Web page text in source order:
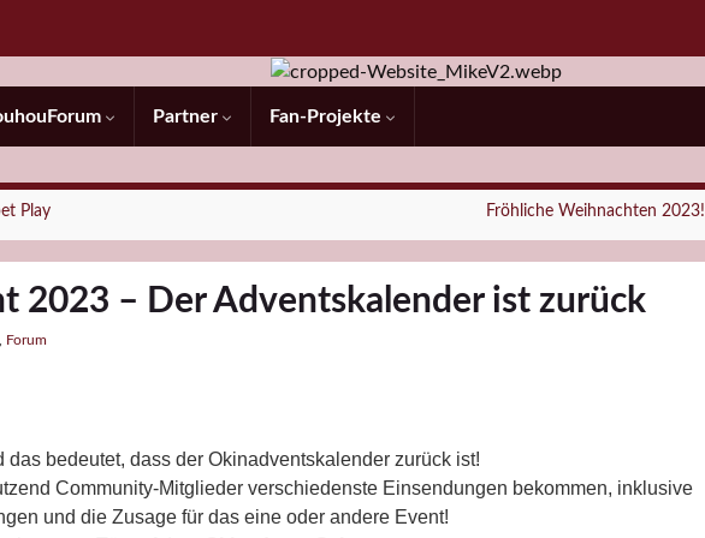
Partner Fan-Projekte
Play Fröhliche Weihnachten 2023!
2023 – Der Adventskalender ist zurück
Forum
das bedeutet, dass der Okinadventskalender zurück ist!
Community-Mitglieder verschiedenste Einsendungen bekommen, inklusive
und die Zusage für das eine oder andere Event!